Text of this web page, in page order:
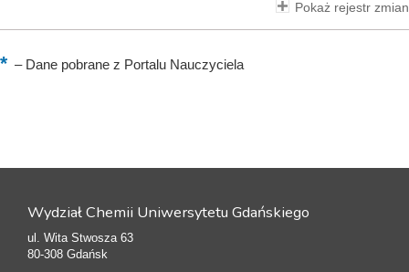
Pokaż rejestr zmian
–Dane pobrane z Portalu Nauczyciela
Wydział Chemii Uniwersytetu Gdańskiego
ul. Wita Stwosza 63
80-308 Gdańsk